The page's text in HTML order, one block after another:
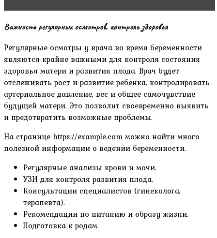
Важность регулярных осмотров⁚ контроль здоровья
Регулярные осмотры у врача во время беременности
являются крайне важными для контроля состояния
здоровья матери и развития плода. Врач будет
отслеживать рост и развитие ребенка‚ контролировать
артериальное давление‚ вес и общее самочувствие
будущей матери. Это позволит своевременно выявить
и предотвратить возможные проблемы.
На странице https://example.com можно найти много
полезной информации о ведении беременности.
Регулярные анализы крови и мочи.
УЗИ для контроля развития плода.
Консультации специалистов (гинеколога‚
терапевта).
Рекомендации по питанию и образу жизни.
Подготовка к родам.